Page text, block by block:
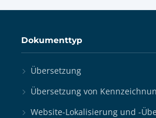
Dokumenttyp
Übersetzung
Übersetzung von
Website-Lokalisierung und -